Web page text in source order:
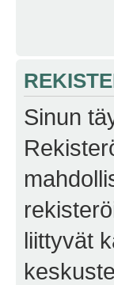
Sinun
liittyvät